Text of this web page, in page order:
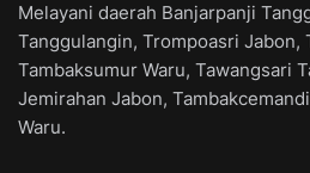
Melayani daerah Banjarpanji
Tanggulangin, Trompoasri Jabon,
Tambaksumur Waru, Tawangsari
Jemirahan Jabon,
Waru.